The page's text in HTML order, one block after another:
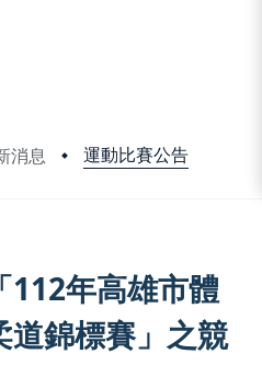
消息 運動比賽公告
112年高雄市體
道錦標賽」之競